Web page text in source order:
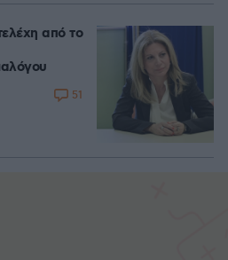
από το
51